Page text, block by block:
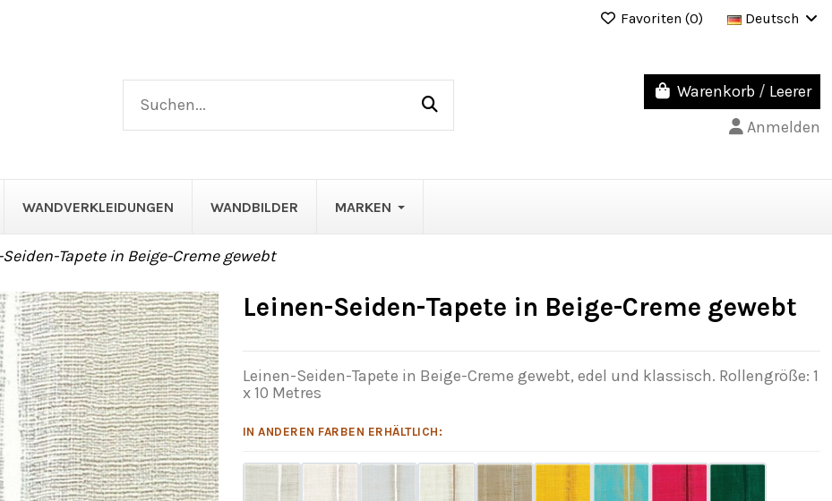
Favoriten (0) Deutsch
Warenkorb / Leerer
Anmelden
WANDVERKLEIDUNGEN WANDBILDER MARKEN
Tapete in Beige-Creme gewebt
Leinen-Seiden-Tapete in Beige-Creme gewebt
Leinen-Seiden-Tapete in Beige-Creme gewebt, edel und klassisch. Rollengröße: 1
x 10 Metres
IN ANDEREN FARBEN ERHÄLTLICH: